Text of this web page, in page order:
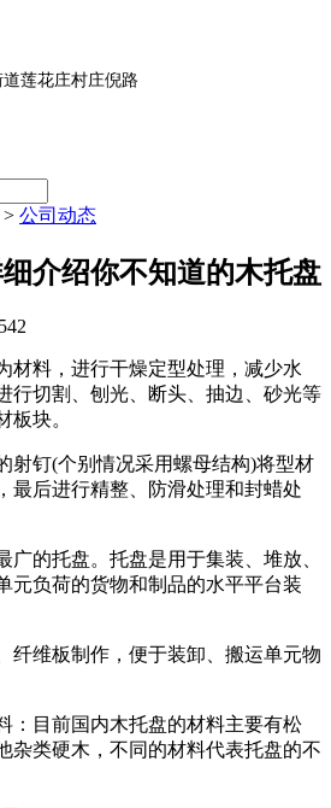
莲花庄村庄倪路
> 公司动态
介绍你不知道的木托盘
542
料，进行干燥定型处理，减少水
行切割、刨光、断头、抽边、砂光等
板块。
钉(个别情况采用螺母结构)将型材
最后进行精整、防滑处理和封蜡处
的托盘。托盘是用于集装、堆放、
元负荷的货物和制品的水平平台装
维板制作，便于装卸、搬运单元物
目前国内木托盘的材料主要有松
杂类硬木，不同的材料代表托盘的不